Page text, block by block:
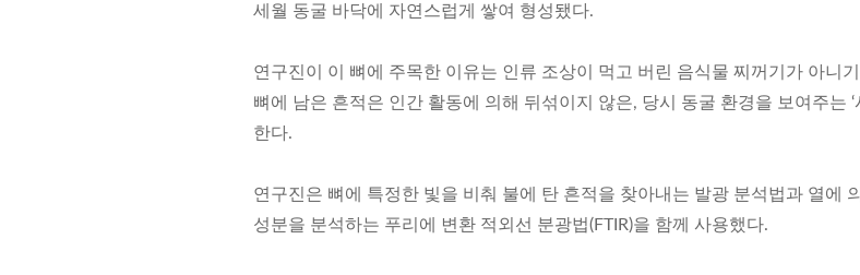
세월 동굴 바닥에 자연스럽게 쌓여 형성됐다.
연구진이 이 뼈에 주목한 이유는 인류 조상이 먹고 버린 음식물 찌꺼기가 아니
뼈에 남은 흔적은 인간 활동에 의해 뒤섞이지 않은, 당시 동굴 환경을 보여주는 ‘
한다.
연구진은 뼈에 특정한 빛을 비춰 불에 탄 흔적을 찾아내는 발광 분석법과 열에
성분을 분석하는 푸리에 변환 적외선 분광법(FTIR)을 함께 사용했다.